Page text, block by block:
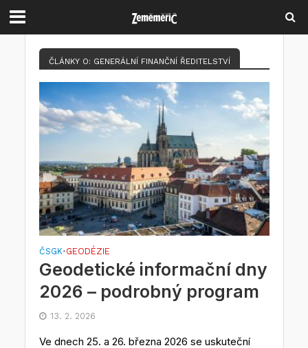
ČLÁNKY O: GENERÁLNÍ FINANČNÍ ŘEDITELSTVÍ
ČSGK•GEODÉZIE
Geodetické informační dny
2026 – podrobný program
13. 2. 2026
Ve dnech 25. a 26. března 2026 se uskuteční